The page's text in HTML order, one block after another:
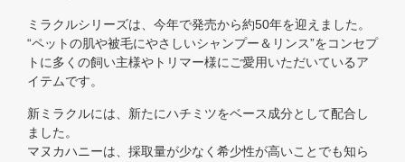
ミラクルシリーズは、今年で発売から約50年を迎えました。
“ペットの肌や被毛にやさしいシャンプー＆リンス”をコンセプ
トに多くの飼い主様やトリマー様にご愛用いただいているア
イテムです。
新ミラクルには、新たにハチミツをベース成分として配合し
ました。
マヌカハニーは、採取量が少なく希少性が高いことでも知ら